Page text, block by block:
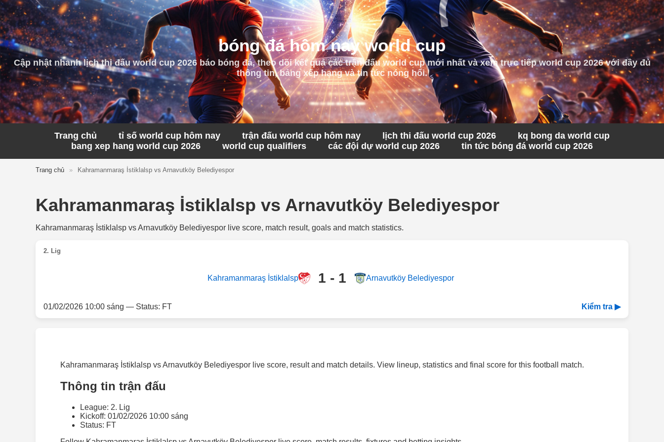
bóng đá hôm nay world cup
Cập nhật nhanh lịch thi đấu world cup 2026 báo bóng đá, theo dõi kết quả các trận đấu world cup mới nhất và xem trực tiếp world cup 2026 với đầy đủ
thông tin, bảng xếp hạng và tin tức nóng hổi.
Trang chủ tỉ số world cup hôm nay trận đấu world cup hôm nay lịch thi đấu world cup 2026
kq bong da world cup
bang xep hang world cup 2026
world cup qualifiers các đội dự world cup 2026 tin tức bóng đá world cup 2026
Trang chủ » Kahramanmaraş İstiklalsp vs Arnavutköy Belediyespor
Kahramanmaraş İstiklalsp vs Arnavutköy Belediyespor
Kahramanmaraş İstiklalsp vs Arnavutköy Belediyespor live score, match result, goals and match statistics.
2. Lig
Kahramanmaraş İstiklalsp 1 - 1 Arnavutköy Belediyespor
01/02/2026 10:00 sáng — Status: FT Kiểm tra ▶
Kahramanmaraş İstiklalsp vs Arnavutköy Belediyespor live score, result and match details. View lineup, statistics and final score for this football match.
Thông tin trận đấu
League: 2. Lig
Kickoff: 01/02/2026 10:00 sáng
Status: FT